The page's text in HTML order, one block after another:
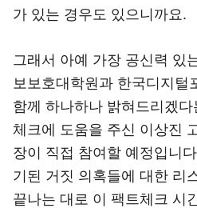
가 있는 경우도 있으니까요.
그래서 아예 가장 공신력 있
보보호대학원과 한국디지털
함께 하나하나 밝혀드리겠
체크에 도움을 주신 이상진
장이 직접 참여할 예정입니
기된 거짓 의혹들에 대한 리
끝나는 대로 이 팩트체크 시